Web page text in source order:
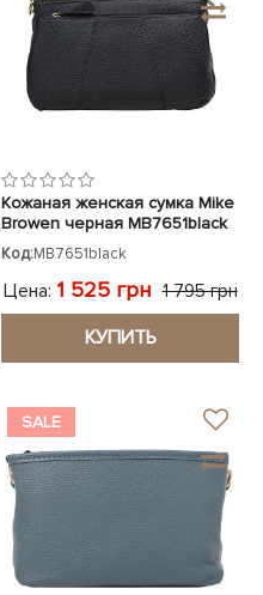
Кожаная женская сумка Mike
Browen черная MB7651black
Код:MB7651black
Цена: 1 525 грн 1 795 грн
КУПИТЬ
SALE